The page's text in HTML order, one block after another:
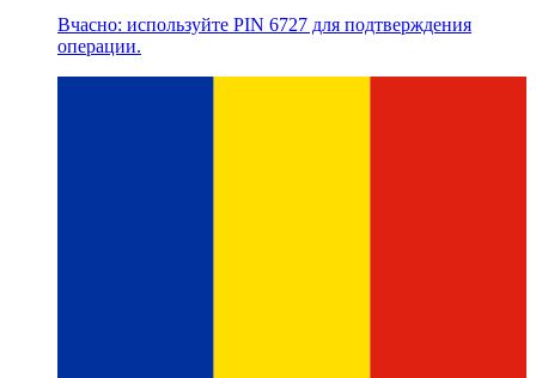
Вчасно: используйте PIN 6727 для подтверждения
операции.